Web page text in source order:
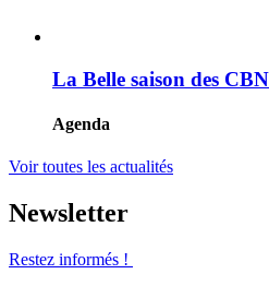
La Belle saison des
Agenda
Voir toutes les actualités
Newsletter
Restez informés !